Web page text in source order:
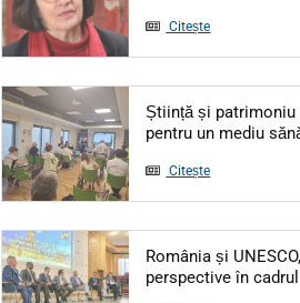
Citește
Știință și patrimoniu
pentru un mediu
Citește
România și
perspective în